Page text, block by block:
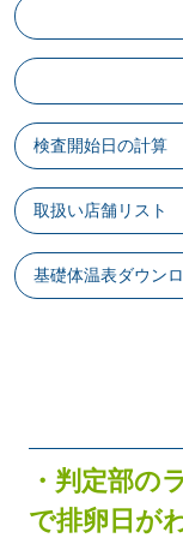
検査開始日の計算
取扱い店舗リスト
基礎体温表ダウン
・判定部の
で排卵日が